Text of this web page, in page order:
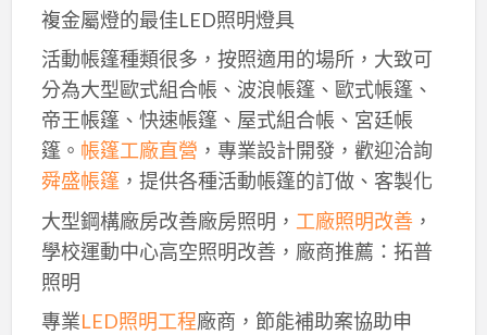
複金屬燈的最佳LED照明燈具
活動帳篷種類很多，按照適用的場所，大致可
分為大型歐式組合帳、波浪帳篷、歐式帳篷、
帝王帳篷、快速帳篷、屋式組合帳、宮廷帳
篷。 帳篷工廠直營 ，專業設計開發，歡迎洽詢
舜盛帳篷，提供各種活動帳篷的訂做、客製化
大型鋼構廠房改善廠房照明， 工廠照明改善，
學校運動中心高空照明改善，廠商推薦：拓普
照明
專業LED照明工程廠商，節能補助案協助申